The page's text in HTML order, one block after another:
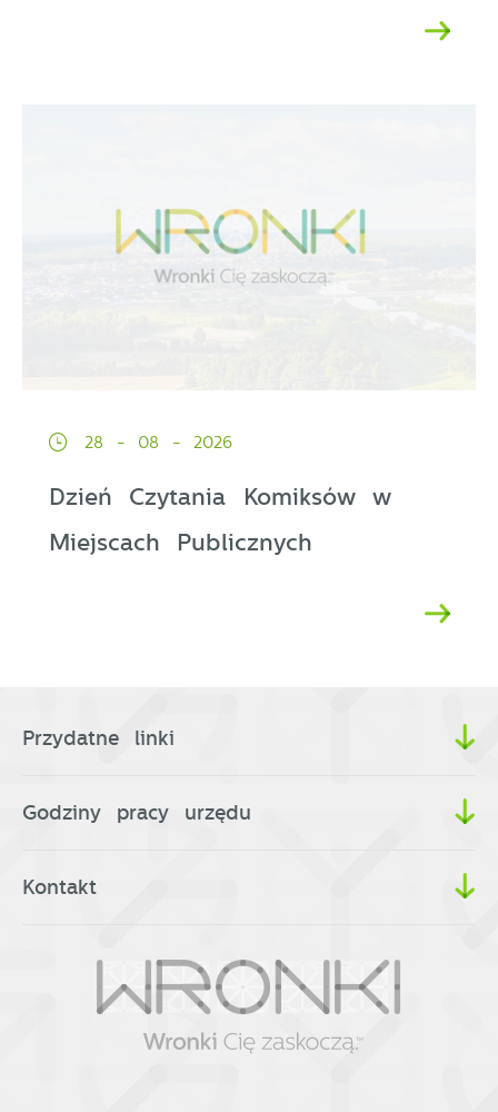
28 - 08 - 2026
Dzień Czytania Komiksów w
Miejscach Publicznych
Przydatne linki
Godziny pracy urzędu
Kontakt